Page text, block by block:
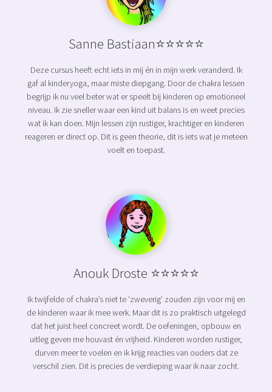
Sanne Bastiaan⭐⭐⭐⭐⭐
Deze cursus heeft echt iets in mij én in mijn werk veranderd. Ik
gaf al kinderyoga, maar miste diepgang. Door de chakra lessen
begrijp ik nu veel beter wat er speelt bij kinderen op emotioneel
niveau. Ik zie sneller waar een kind uit balans is en weet precies
wat ik kan doen. Mijn lessen zijn rustiger, krachtiger en kinderen
reageren er direct op. Dit is geen theorie, dit is iets wat je meteen
voelt en toepast.
Anouk Droste ⭐⭐⭐⭐⭐
Ik twijfelde of chakra’s niet te ‘zweverig’ zouden zijn voor mij en
de kinderen waar ik mee werk. Maar dit is zo praktisch uitgelegd
dat het juist heel concreet wordt. De oefeningen, opbouw en
uitleg geven me houvast én vrijheid. Kinderen worden rustiger,
durven meer te voelen en ik krijg reacties van ouders dat ze
verschil zien. Dit is precies de verdieping waar ik naar zocht.